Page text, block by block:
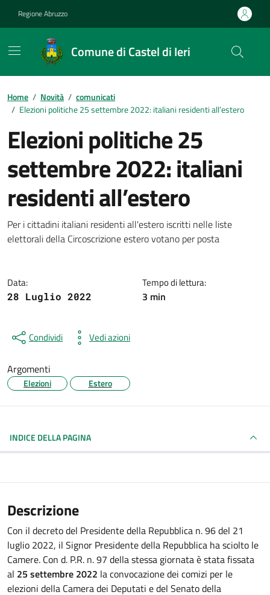
Regione Abruzzo
Comune di Castel di Ieri
Contenuti in evidenza
Home / Novità / comunicati
/ Elezioni politiche 25 settembre 2022: italiani residenti all’estero
Elezioni politiche 25
settembre 2022: italiani
residenti all’estero
Dettagli della notizia
Per i cittadini italiani residenti all'estero iscritti nelle liste
elettorali della Circoscrizione estero votano per posta
Data:
28 Luglio 2022
Tempo di lettura:
3 min
Condividi Vedi azioni
Argomenti
Elezioni Estero
INDICE DELLA PAGINA
Descrizione
Con il decreto del Presidente della Repubblica n. 96 del 21
luglio 2022, il Signor Presidente della Repubblica ha sciolto le
Camere. Con d. P.R. n. 97 della stessa giornata è stata fissata
al 25 settembre 2022 la convocazione dei comizi per le
elezioni della Camera dei Deputati e del Senato della